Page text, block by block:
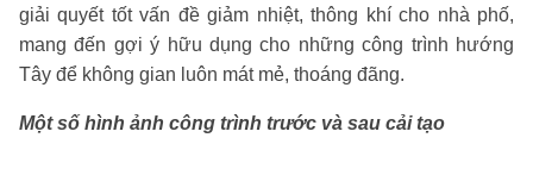
giải quyết tốt vấn đề giảm nhiệt, thông khí cho nhà phố,
mang đến gợi ý hữu dụng cho những công trình hướng
Tây để không gian luôn mát mẻ, thoáng đãng.
Một số hình ảnh công trình trước và sau cải tạo